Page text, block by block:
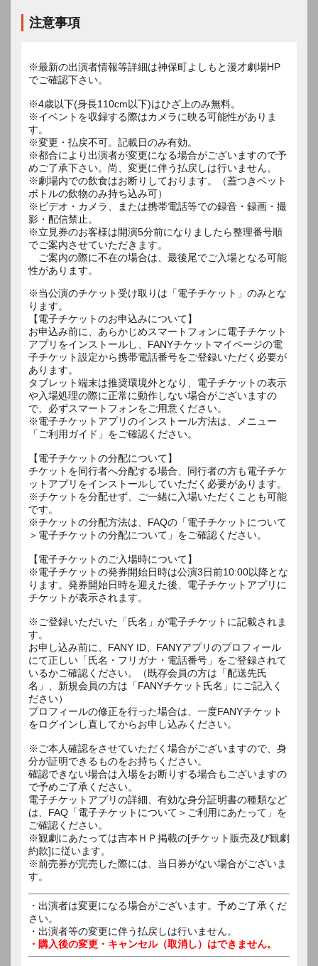
注意事項
※最新の出演者情報等詳細は神保町よしもと漫才劇場HP
でご確認下さい。
※4歳以下(身長110cm以下)はひざ上のみ無料。
※イベントを収録する際はカメラに映る可能性がありま
す。
※変更・払戻不可。記載日のみ有効。
※都合により出演者が変更になる場合がございますので予
めご了承下さい。尚、変更に伴う払戻しは行いません。
※劇場内での飲食はお断りしております。（蓋つきペット
ボトルの飲物のみ持ち込み可）
※ビデオ・カメラ、または携帯電話等での録音・録画・撮
影・配信禁止。
※立見券のお客様は開演5分前になりましたら整理番号順
でご案内させていただきます。
ご案内の際に不在の場合は、最後尾でご入場となる可能
性があります。
※当公演のチケット受け取りは「電子チケット」のみとな
ります。
【電子チケットのお申込みについて】
お申込み前に、あらかじめスマートフォンに電子チケット
アプリをインストールし、FANYチケットマイページの電
子チケット設定から携帯電話番号をご登録いただく必要が
あります。
タブレット端末は推奨環境外となり、電子チケットの表示
や入場処理の際に正常に動作しない場合がございますの
で、必ずスマートフォンをご用意ください。
※電子チケットアプリのインストール方法は、メニュー
「ご利用ガイド」をご確認ください。
【電子チケットの分配について】
チケットを同行者へ分配する場合、同行者の方も電子チケ
ットアプリをインストールしていただく必要があります。
※チケットを分配せず、ご一緒に入場いただくことも可能
です。
※チケットの分配方法は、FAQの「電子チケットについて
＞電子チケットの分配について」をご確認ください。
【電子チケットのご入場時について】
※電子チケットの発券開始日時は公演3日前10:00以降とな
ります。発券開始日時を迎えた後、電子チケットアプリに
チケットが表示されます。
※ご登録いただいた「氏名」が電子チケットに記載されま
す。
お申し込み前に、FANY ID、FANYアプリのプロフィール
にて正しい「氏名・フリガナ・電話番号」をご登録されて
いるかご確認ください。（既存会員の方は「配送先氏
名」、新規会員の方は「FANYチケット氏名」にご記入く
ださい）
プロフィールの修正を行った場合は、一度FANYチケット
をログインし直してからお申し込みください。
※ご本人確認をさせていただく場合がございますので、身
分が証明できるものをお持ちください。
確認できない場合は入場をお断りする場合もございますの
で予めご了承ください。
電子チケットアプリの詳細、有効な身分証明書の種類など
は、FAQ「電子チケットについて＞ご利用にあたって」を
ご確認ください。
※観劇にあたっては吉本ＨＰ掲載の[チケット販売及び観劇
約款]に従います。
※前売券が完売した際には、当日券がない場合がございま
す。
・出演者は変更になる場合がございます。予めご了承くだ
さい。
・出演者等の変更に伴う払戻しは行いません。
・購入後の変更・キャンセル（取消し）はできません。